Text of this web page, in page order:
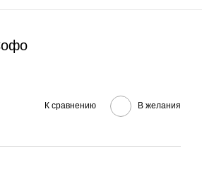
К сравнению В желания